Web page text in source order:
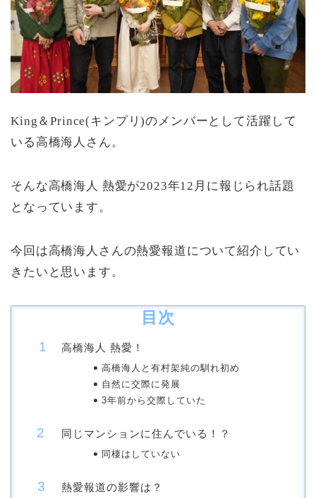
King＆Prince(キンプリ)のメンバーとして活躍して
いる高橋海人さん。
そんな高橋海人 熱愛が2023年12月に報じられ話題
となっています。
今回は高橋海人さんの熱愛報道について紹介してい
きたいと思います。
目次
高橋海人 熱愛！
高橋海人と有村架純の馴れ初め
自然に交際に発展
3年前から交際していた
同じマンションに住んでいる！？
同棲はしていない
熱愛報道の影響は？